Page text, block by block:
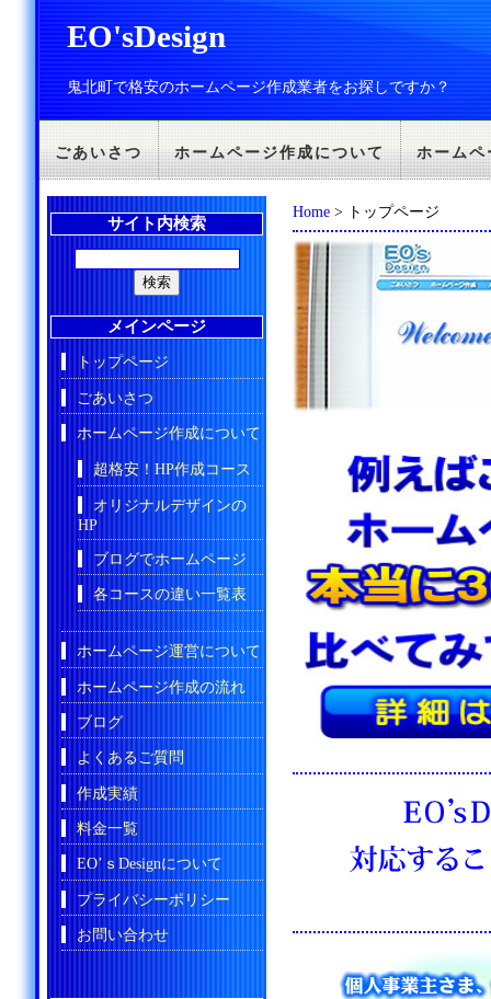
EO'sDesign
鬼北町で格安のホームページ作成業者をお探しですか？
ごあいさつ ホームページ作成について ホームペ
Home > トップページ
サイト内検索
メインページ
トップページ
ごあいさつ
ホームページ作成について
超格安！HP作成コース
オリジナルデザインの
HP
ブログでホームページ
各コースの違い一覧表
ホームページ運営について
ホームページ作成の流れ
ブログ
よくあるご質問
作成実績
料金一覧
EO’ｓDesignについて
プライバシーポリシー
お問い合わせ